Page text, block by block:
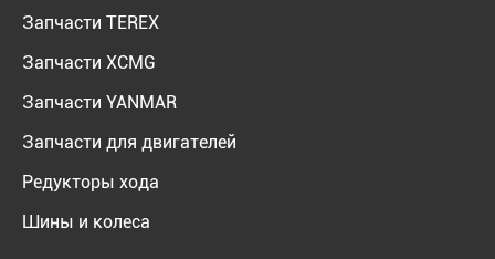
Запчасти TEREX
Запчасти XCMG
Запчасти YANMAR
Запчасти для двигателей
Редукторы хода
Шины и колеса